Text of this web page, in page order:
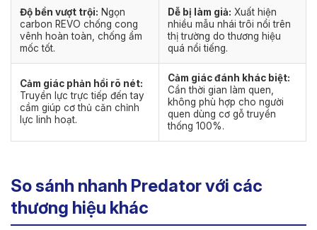
Độ bền vượt trội: Ngọn
carbon REVO chống cong
vênh hoàn toàn, chống ẩm
mốc tốt.
Dễ bị làm giả: Xuất hiện
nhiều mẫu nhái trôi nổi trên
thị trường do thương hiệu
quá nổi tiếng.
Cảm giác phản hồi rõ nét:
Truyền lực trực tiếp đến tay
cầm giúp cơ thủ căn chỉnh
lực linh hoạt.
Cảm giác đánh khác biệt:
Cần thời gian làm quen,
không phù hợp cho người
quen dùng cơ gỗ truyền
thống 100%.
So sánh nhanh Predator với các
thương hiệu khác